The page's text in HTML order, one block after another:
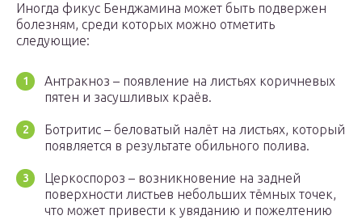
Иногда фикус Бенджамина может быть подвержен
болезням, среди которых можно отметить
следующие:
Антракноз – появление на листьях коричневых
пятен и засушливых краёв.
Ботритис – беловатый налёт на листьях, который
появляется в результате обильного полива.
Церкоспороз – возникновение на задней
поверхности листьев небольших тёмных точек,
что может привести к увяданию и пожелтению